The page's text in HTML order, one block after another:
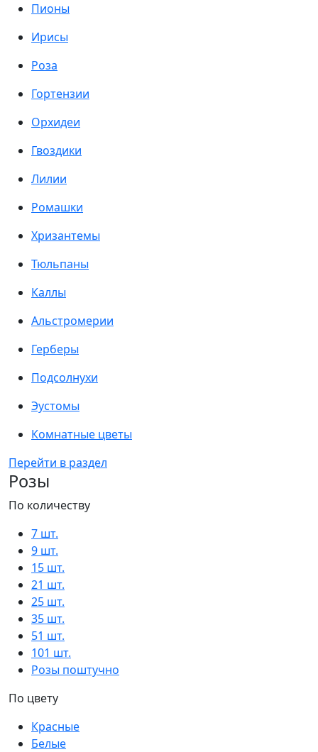
Пионы
Ирисы
Роза
Гортензии
Орхидеи
Гвоздики
Лилии
Ромашки
Хризантемы
Тюльпаны
Каллы
Альстромерии
Герберы
Подсолнухи
Эустомы
Комнатные цветы
Перейти в раздел
Розы
По количеству
7 шт.
9 шт.
15 шт.
21 шт.
25 шт.
35 шт.
51 шт.
101 шт.
Розы поштучно
По цвету
Красные
Белые